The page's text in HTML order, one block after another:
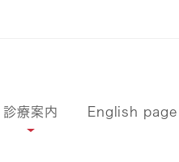
診療案内 English page